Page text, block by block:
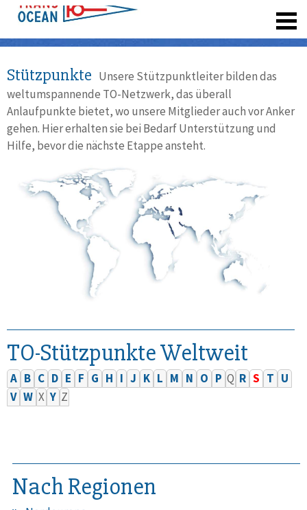
Stützpunkte Unsere Stützpunktleiter bilden das
weltumspannende TO-Netzwerk, das überall
Anlaufpunkte bietet, wo unsere Mitglieder auch vor Anker
gehen. Hier erhalten sie bei Bedarf Unterstützung und
Hilfe, bevor die nächste Etappe ansteht.
TO-Stützpunkte Weltweit
A B C D E F G H I J K L M N O P Q R S T U
V W X Y Z
Nach Regionen